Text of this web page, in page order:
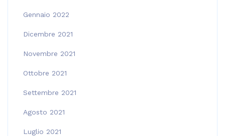
Gennaio 2022
Dicembre 2021
Novembre 2021
Ottobre 2021
Settembre 2021
Agosto 2021
Luglio 2021